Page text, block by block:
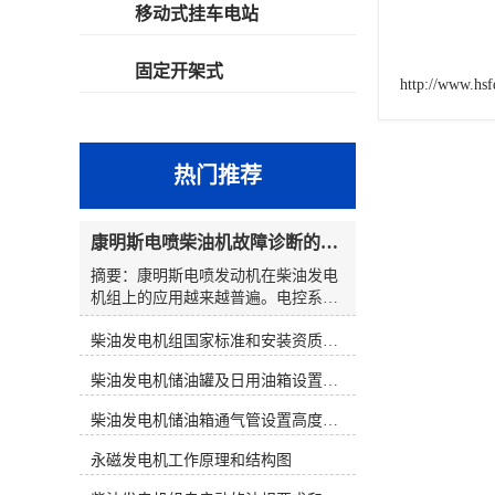
http://
移动式挂车电站
固定开架式
热门推荐
康明斯电喷柴油机故障诊断的解决思路
摘要：康明斯电喷发动机在柴油发电
机组上的应用越来越普遍。电控系统
在提高柴油发电机组性能的同时，也
使发动机的故障诊断变得复杂起来。
码，大多数都能判明故障可能发生的
原因和部位。然而，在对发电机组维
修时，若仅仅靠故障代码寻找故障，
往往会出现判断上的失误。因此，在
对电控发电机组进行维修时应综合分
柴油发电机组国家标准和安装资质要求
柴油发电机储油罐及日用油箱设置要求
柴油发电机储油箱通气管设置高度和做法
永磁发电机工作原理和结构图